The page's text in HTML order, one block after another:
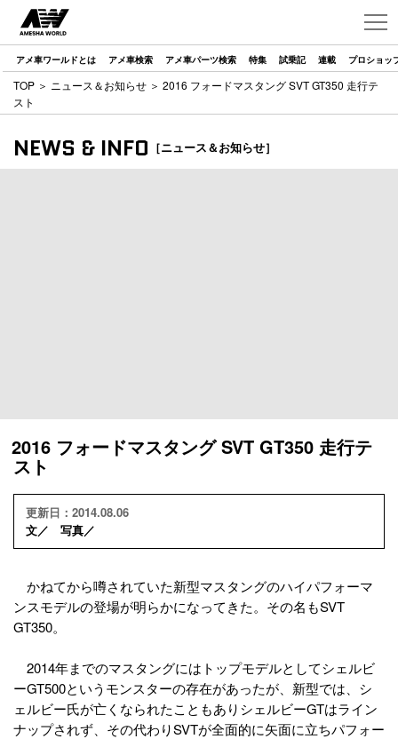
アメ車ワールドとは アメ車検索 アメ車パーツ検索 特集 試乗記 連載 プロショッ
TOP ＞ ニュース＆お知らせ ＞ 2016 フォードマスタング SVT GT350 走行テ
スト
NEWS & INFO ［ニュース＆お知らせ］
2016 フォードマスタング SVT GT350 走行テ
スト
更新日：2014.08.06
文／ 写真／
かねてから噂されていた新型マスタングのハイパフォーマ
ンスモデルの登場が明らかになってきた。その名もSVT
GT350。
2014年までのマスタングにはトップモデルとしてシェルビ
ーGT500というモンスターの存在があったが、新型では、シ
ェルビー氏が亡くなられたこともありシェルビーGTはライン
ナップされず、その代わりSVTが全面的に矢面に立ちパフォー